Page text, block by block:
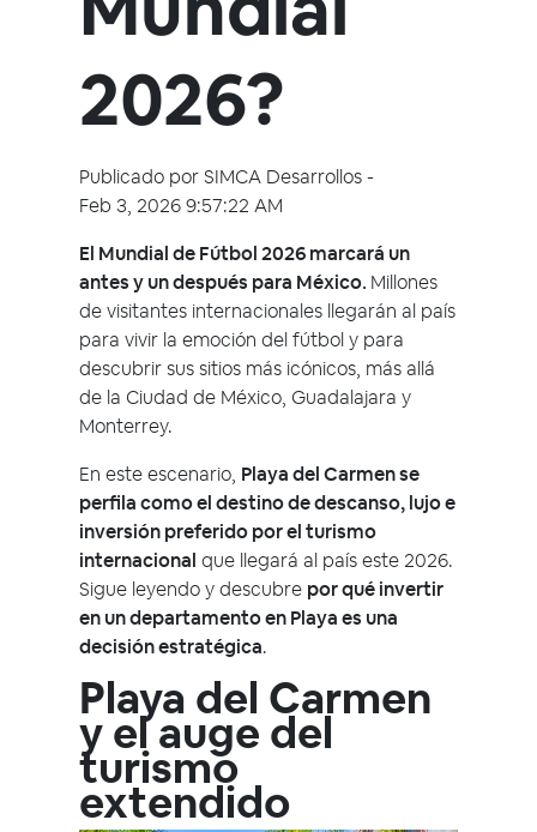
2026?
Publicado porSIMCA Desarrollos-
Feb 3, 2026 9:57:22 AM
El Mundial de Fútbol 2026 marcará un
antes y un después para México. Millones
de visitantes internacionales llegarán al país
para vivir la emoción del fútbol y para
descubrir sus sitios más icónicos, más allá
de la Ciudad de México, Guadalajara y
Monterrey.
En este escenario, Playa del Carmen se
perfila como el destino de descanso, lujo e
inversión preferido por el turismo
internacional que llegará al país este 2026.
Sigue leyendo y descubre por qué invertir
en un departamento en Playa es una
decisión estratégica.
Playa del Carmen
y el auge del
turismo
extendido